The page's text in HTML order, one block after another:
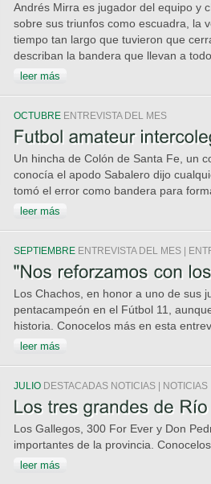
Andrés Mirra es jugador del equipo y
sobre sus triunfos como escuadra, la
tiempo tan largo que tuvieron que
describan la bandera que llevan a
leer más
OCTUBRE ENTREVISTA DEL MES
Un hincha de Colón de Santa Fe, un
conocía el apodo Sabalero dijo
tomó el error como bandera para
leer más
SEPTIEMBRE ENTREVISTA DEL MES |
Los Chachos, en honor a uno de sus
pentacampeón en el Fútbol 11,
historia. Conocelos más en esta
leer más
JULIO DESTACADAS NOTICIAS | NOTICIAS
Los Gallegos, 300 For Ever y Don
importantes de la provincia.
leer más